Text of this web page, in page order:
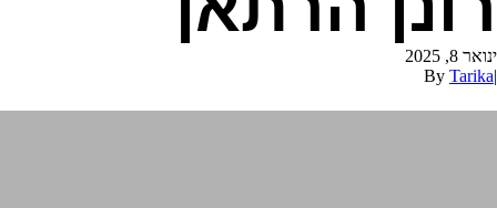
ינואר 8, 2025
|
By Tarika